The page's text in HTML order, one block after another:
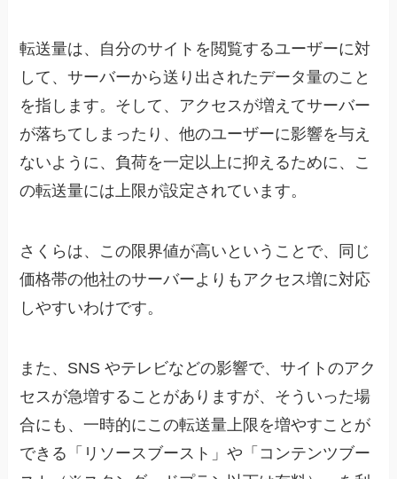
転送量は、自分のサイトを閲覧するユーザーに対
して、サーバーから送り出されたデータ量のこと
を指します。そして、アクセスが増えてサーバー
が落ちてしまったり、他のユーザーに影響を与え
ないように、負荷を一定以上に抑えるために、こ
の転送量には上限が設定されています。
さくらは、この限界値が高いということで、同じ
価格帯の他社のサーバーよりもアクセス増に対応
しやすいわけです。
また、SNS やテレビなどの影響で、サイトのアク
セスが急増することがありますが、そういった場
合にも、一時的にこの転送量上限を増やすことが
できる「リソースブースト」や「コンテンツブー